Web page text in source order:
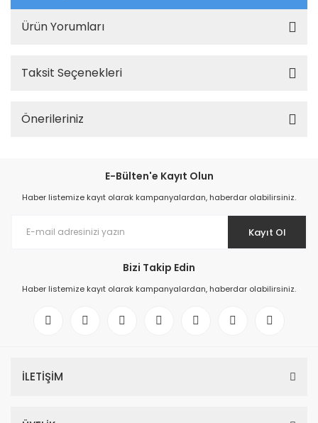
Ürün Yorumları
Taksit Seçenekleri
Önerileriniz
E-Bülten'e Kayıt Olun
Haber listemize kayıt olarak kampanyalardan, haberdar olabilirsiniz.
Kayıt Ol
Bizi Takip Edin
Haber listemize kayıt olarak kampanyalardan, haberdar olabilirsiniz.
İLETİŞİM